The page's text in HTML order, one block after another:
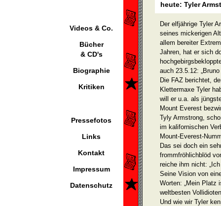
Videos & Co.
Bücher
& CD's
Biographie
Kritiken
Pressefotos
Links
Kontakt
Impressum
Datenschutz
heute: Tyler
Der elfjährige Tyler
seines mickerigen
allem bereiter
Jahren, hat er sich
auch 23.5.12:
Die FAZ berichtet,
Klettermaxe Tyler
will er u.a. als
Mount Everest
Tyly Armstrong,
im kalifornischen
Mount-Everest-
Das sei doch ein
frommfröhlichblöd
reiche ihm nicht:
Seine Vision von
Worten: „Mein Platz
weltbesten
Und wie wir Tyler